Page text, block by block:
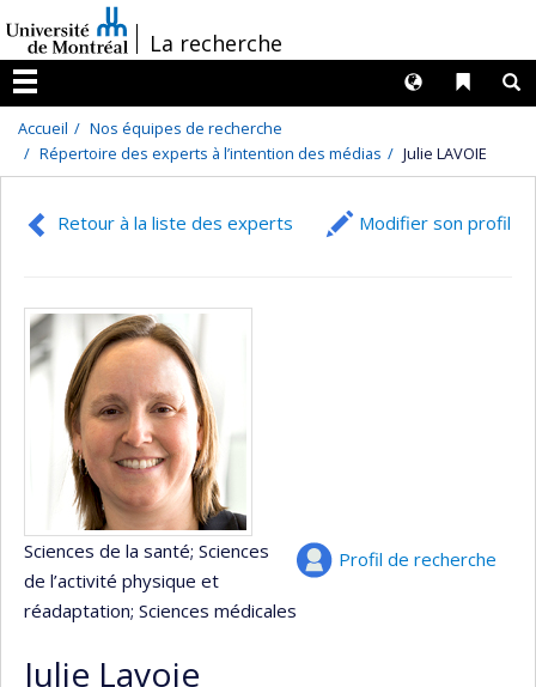
au
contenu
/La recherche
Menu
Liens
Langues
Accueil
Nos équipes de recherche
Répertoire des experts à l’intention des médias
Julie LAVOIE
Retour à la liste des experts Modifier son profil
Profil de recherche
Sciences de la santé; Sciences
de l’activité physique et
réadaptation; Sciences médicales
Julie Lavoie